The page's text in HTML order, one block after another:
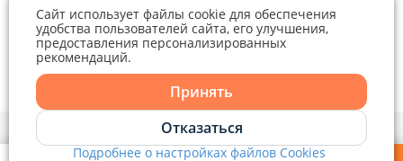
Telegram
Политика конфиденциальности,
Политика обработки файлов cookieиВыбор настроек Cookie
Сайт использует файлы cookie для обеспечения
удобства пользователей сайта, его улучшения,
предоставления персонализированных
рекомендаций.
Принять
Отказаться
Подробнее о настройках файлов Cookies